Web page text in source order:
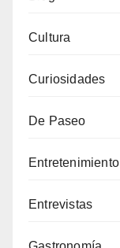
Cultura
Curiosidades
De Paseo
Entretenimiento
Entrevistas